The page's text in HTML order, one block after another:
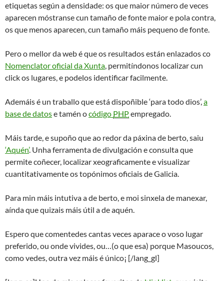
etiquetas según a densidade: os que maior número de veces
aparecen móstranse cun tamaño de fonte maior e pola contra,
os que menos aparecen, cun tamaño máis pequeno de fonte.
Pero o mellor da web é que os resultados están enlazados co
Nomenclator oficial da Xunta, permitíndonos localizar cun
click os lugares, e podelos identificar facilmente.
Ademáis é un traballo que está dispoñible ‘para todo dios’,a
base de datose tamén ocódigo PHPempregado.
Máis tarde, e supoño que ao redor da páxina de berto, saiu
‘Aquén’. Unha ferramenta de divulgación e consulta que
permite coñecer, localizar xeograficamente e visualizar
cuantitativamente os topónimos oficiais de Galicia.
Para min máis intutiva a de berto, e moi sinxela de manexar,
aínda que quizais máis útil a de aquén.
Espero que comentedes cantas veces aparace o voso lugar
preferido, ou onde vivides, ou…(o que esa) porque Masoucos,
como vedes, outra vez máis é único¡ [/lang_gl]